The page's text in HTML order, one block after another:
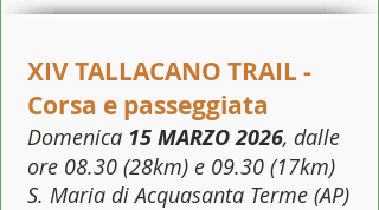
XIV TALLACANO TRAIL -
Corsa e passeggiata
Domenica 15 MARZO 2026, dalle
ore 08.30 (28km) e 09.30 (17km)
S. Maria di Acquasanta Terme (AP)